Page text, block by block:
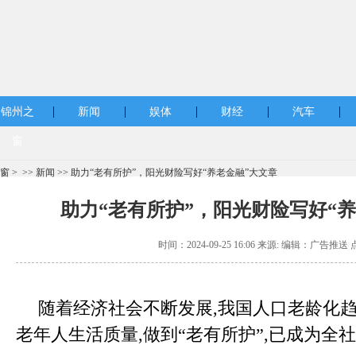
锦州之 | 新闻 | 娱体 | 财经 | 汽车 |
窗 > >> 新闻 >> 助力“老有所护”，阳光财险写好“养老金融”大文章
助力“老有所护”，阳光财险写好“
时间：2024-09-25 16:06 来源: 编辑：广告推送
随着经济社会不断发展,我国人口老龄化
老年人生活质量,做到“老有所护”,已成为全